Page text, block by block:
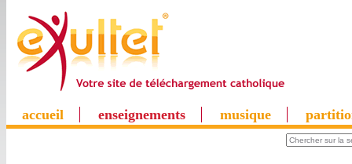
accueil enseignements musique